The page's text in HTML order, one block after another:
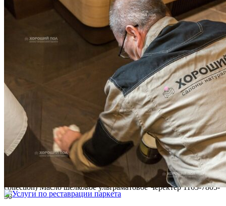
ВИДЕО-ИНСТРУКЦИЯ: Реставрация царапин. Полы,
покрытые маслом и твердым воском. Системы для локального
ремонта и восстановления
02.02.2026
ПОЛЫ, ПОКРЫТЫЕ МАСЛОМ. РЕСТАВРАЦИЯ
НЕБОЛЬШИХ ПОТЕРТОСТЕЙ
Читать полностью
12.01.2026
РЕСТАВРАЦИЯ НЕБОЛЬШИХ ВМЯТИН НА ПАРКЕТЕ.
ПОЛЫ, ПОКРЫТЫЕ МАСЛОМ И ТВЕРДЫМ ВОСКОМ
Читать полностью
12.01.2026
Все новости о Coswick
Широкоформатная доска COSWICK Дуб Дымчатый топаз
(Rauchtopaz) Дизайнерские решения (Designer Solution
collection) Масло шелковое ультраматовое Черектер 1165-7805-
30